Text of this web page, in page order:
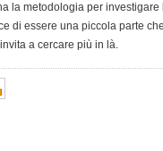
la metodologia per
di essere una piccola parte
a cercare più in là.